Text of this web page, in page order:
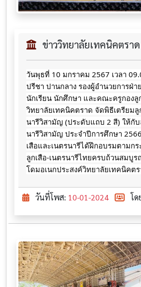
ข่าววิทยาลัยเทคนิคตราด
วันพุธที่ 10 มกราคม 2567 เวลา
ปรีชา ปานกลาง รองผู้อำนวยการฝ่
นักเรียน นักศึกษา และคณะครูกองลู
วิทยาลัยเทคนิคตราด จัดพิธีเตรียมลู
นารีวิสามัญ (ประดับแถบ 2 สี) ให้กับ
นารีวิสามัญ ประจำปีการศึกษา
เสือและเนตรนารีได้ฝึกอบรมตามก
ลูกเสือ-เนตรนารีไทยครบถ้วนสมบู
โดมอเนกประสงค์วิทยาลัยเทคนิคต
วันที่โพส: 10-01-2024 โด